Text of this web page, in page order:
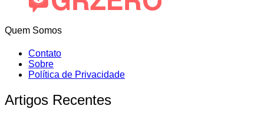
Quem Somos
Contato
Sobre
Política de Privacidade
Artigos Recentes